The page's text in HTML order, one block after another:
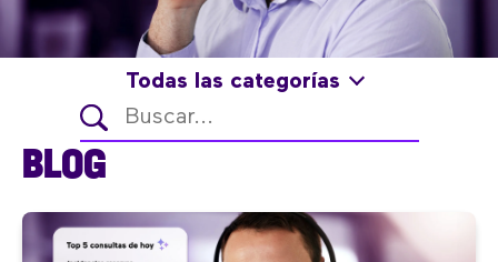
Todas las categorías
BLOG